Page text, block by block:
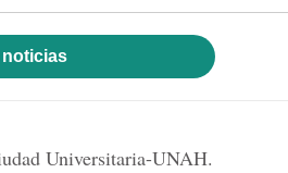
noticias
Universitaria-UNAH.